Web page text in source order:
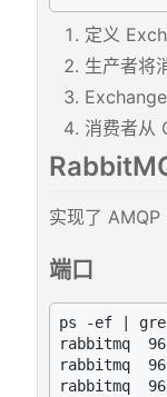
定义
生产者将
消费者从
实现了 AMQP
端口
ps -ef |
rabbitmq
rabbitmq
rabbitmq